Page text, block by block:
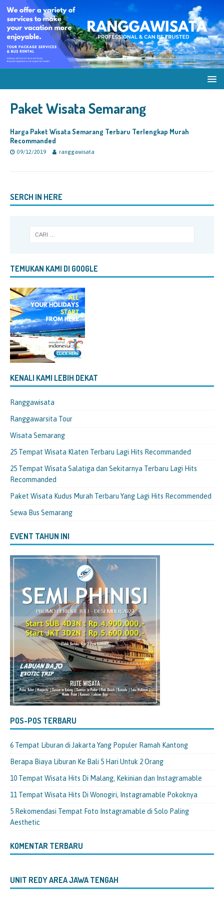
Paket Wisata Semarang
Harga Paket Wisata Semarang Terbaru Terlengkap Murah
Recommanded
09/12/2019 ranggawisata
SERCH IN HERE
TEMUKAN KAMI DI GOOGLE
KENALI KAMI LEBIH DEKAT
Ranggawisata
Ranggawarsita Tour
Wisata Semarang
25 Tempat Wisata Klaten Terbaru Lagi Hits Recommanded
25 Tempat Wisata Salatiga dan Sekitarnya Terbaru Lagi Hits
Recommanded
Paket Wisata Kudus Murah Terbaru Yang Lagi Hits Recommended
Sewa Bus Semarang
EVENT TAHUN INI
POS-POS TERBARU
6 Tempat Liburan di Jakarta Yang Populer Ramah Kantong
Berapa Biaya Liburan Ke Bali 5 Hari Untuk 2 Orang
10 Tempat Wisata Hits Di Malang, Kekinian dan Instagramable
11 Tempat Wisata Hits Di Wonogiri, Instagramable Pokoknya
5 Rekomendasi Tempat Foto Instagramable di Solo Paling
Aesthetic
KOMENTAR TERBARU
UNIT REDY AREA JAWA TENGAH